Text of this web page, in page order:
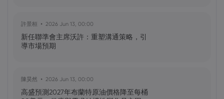
許景桓 2026 Jun 13, 00:00
新任聯準會主席沃許：重塑溝通策略，引
導市場預期
陳昊然 2026 Jun 13, 00:00
高盛預測2027年布蘭特原油價格降至每桶